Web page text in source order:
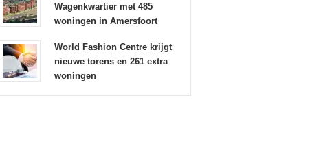
Wagenkwartier met 485
woningen in Amersfoort
World Fashion Centre krijgt
nieuwe torens en 261 extra
woningen